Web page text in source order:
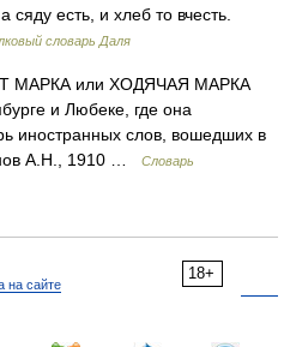
есть, и хлеб то вчесть.
словарь Даля
МАРКА или ХОДЯЧАЯ МАРКА
и Любеке, где она
иностранных слов, вошедших в
А.Н., 1910 …
Словарь
18+
на сайте